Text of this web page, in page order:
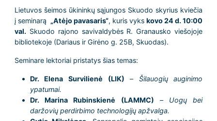
Lietuvos šeimos ūkininkų sąjungos Skuodo skyrius kviečia
į seminarą „Atėjo pavasaris“, kuris vykskovo 24 d. 10:00
val.Skuodo rajono savivaldybės R. Granausko viešojoje
bibliotekoje (Dariaus ir Girėno g. 25B, Skuodas).
Seminare lektoriai pristatys šias temas:
Dr. Elena Survilienė (LIK) – Šilauogių auginimo
ypatumai.
Dr. Marina Rubinskienė (LAMMC) – Uogų bei
daržovių perdirbimo technologijų apžvalga.